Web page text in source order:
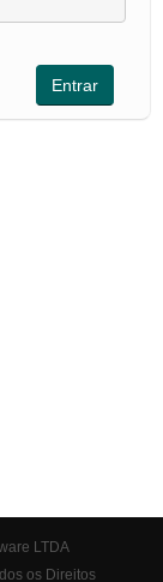
LTDA
os Direitos